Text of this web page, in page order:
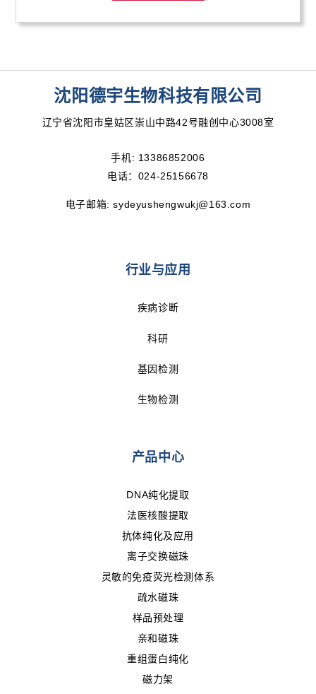
沈阳德宇生物科技有限公司
辽宁省沈阳市皇姑区崇山中路42号融创中心3008室
手机: 13386852006
电话：024-25156678
电子邮箱:sydeyushengwukj@163.com
行业与应用
疾病诊断
科研
基因检测
生物检测
产品中心
DNA纯化提取
法医核酸提取
抗体纯化及应用
离子交换磁珠
灵敏的免疫荧光检测体系
疏水磁珠
样品预处理
亲和磁珠
重组蛋白纯化
磁力架